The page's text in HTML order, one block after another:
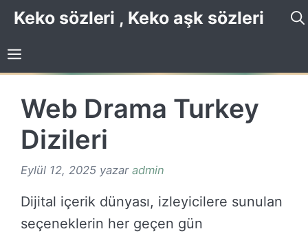
İçeriğe
Keko sözleri , Keko aşk sözleri
Web Drama Turkey
Dizileri
Eylül 12, 2025 yazar admin
Dijital içerik dünyası, izleyicilere sunulan
seçeneklerin her geçen gün